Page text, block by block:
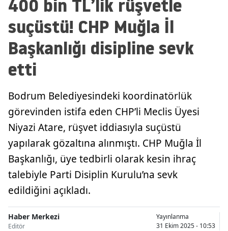
400 bin TL’lik rüşvetle
suçüstü! CHP Muğla İl
Başkanlığı disipline sevk
etti
Bodrum Belediyesindeki koordinatörlük
görevinden istifa eden CHP’li Meclis Üyesi
Niyazi Atare, rüşvet iddiasıyla suçüstü
yapılarak gözaltına alınmıştı. CHP Muğla İl
Başkanlığı, üye tedbirli olarak kesin ihraç
talebiyle Parti Disiplin Kurulu’na sevk
edildiğini açıkladı.
Haber Merkezi
Editör
Yayınlanma
31 Ekim 2025 - 10:53